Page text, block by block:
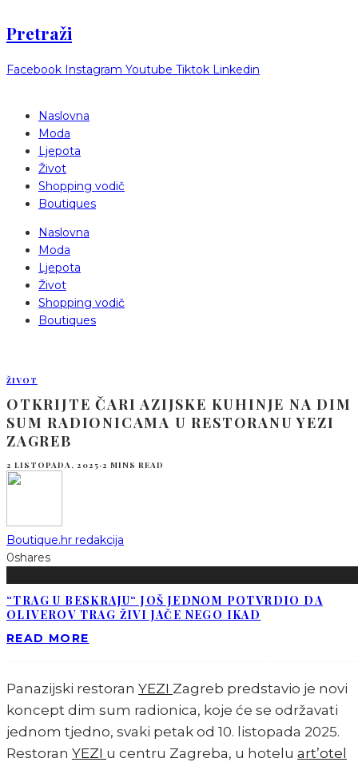
Pretraži
Facebook Instagram Youtube Tiktok Linkedin
Naslovna
Moda
Ljepota
Život
Shopping vodič
Boutiques
Naslovna
Moda
Ljepota
Život
Shopping vodič
Boutiques
ŽIVOT
OTKRIJTE ČARI AZIJSKE KUHINJE NA DIM
SUM RADIONICAMA U RESTORANU YEZI
ZAGREB
2 LISTOPADA, 2025·2 MINS READ
Boutique.hr redakcija
0shares
“TRAG U BESKRAJU“ JOŠ JEDNOM POTVRDIO DA
OLIVEROV TRAG ŽIVI JAČE NEGO IKAD
READ MORE
Panazijski restoran YEZI Zagreb predstavio je novi
koncept dim sum radionica, koje će se održavati
jednom tjedno, svaki petak od 10. listopada 2025.
Restoran YEZI u centru Zagreba, u hotelu art’otel